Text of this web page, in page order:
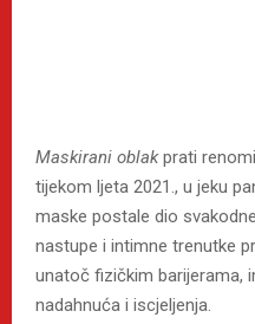
Maskirani oblakprati
tijekom ljeta 2021., u jeku
maske postale dio
nastupe i intimne trenutke
unatoč fizičkim barijerama,
nadahnuća i iscjeljenja.